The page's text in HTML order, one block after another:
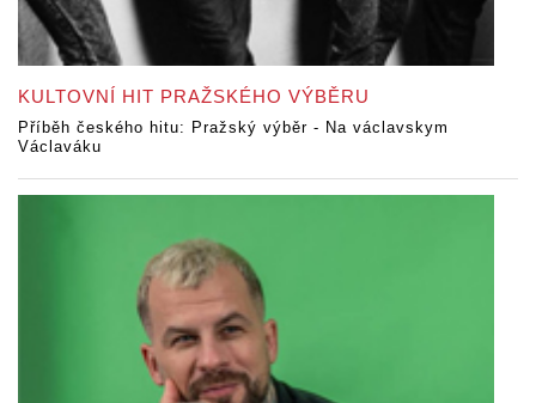
KULTOVNÍ HIT PRAŽSKÉHO VÝBĚRU
Příběh českého hitu: Pražský výběr - Na václavskym
Václaváku